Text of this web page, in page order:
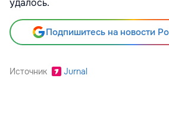
удалось.
Подпишитесь на новости
Источник Jurnal